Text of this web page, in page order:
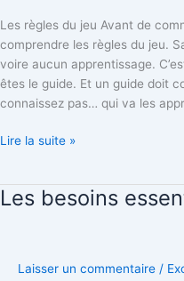
Les règles du jeu Avant de
comprendre les règles du jeu.
voire aucun apprentissage.
êtes le guide. Et un guide doit
connaissez pas… qui va les
Lire la suite »
Les besoins
Laisser un commentaire /
Les
chien